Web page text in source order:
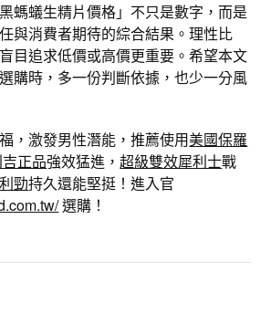
螞蟻生精片價格」不只是數字，而是
與消費者期待的綜合結果。理性比
目追求低價或高價更重要。希望本文
購時，多一份判斷依據，也少一分風
，激發男性潛能，推薦使用美國保羅
正品強效猛進，超級雙效犀利士戰
勁持久還能堅挺！進入官
選購！